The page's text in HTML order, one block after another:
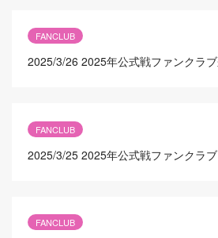
FANCLUB
2025/3/26 2025年公式戦ファンクラ
FANCLUB
2025/3/25 2025年公式戦ファンクラ
FANCLUB